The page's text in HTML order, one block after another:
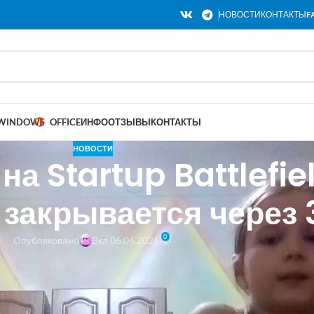
НОВОСТИКОНТАКТЫ
OFFICEИНФООТЗЫВЫКОНТАКТЫ
НОВОСТИ
Startup
через
Опубликовано Вкл 06.06.2026 0
Battlefield 200 официально закрываются 8 июня в 23:59 по
возможность выступить на сцене Disrupt на TechCrunch Disrupt
Тысячи стартапов уже подали заявки. Если вы создаете
Подайте заявку или номинируйте стартап до истечения срока.